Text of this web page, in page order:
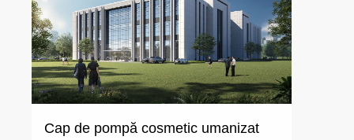
Cap de pompă cosmetic umanizat